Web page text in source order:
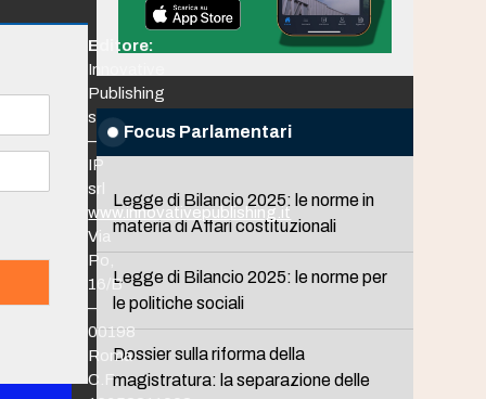
Focus Parlamentari
Legge di Bilancio 2025: le norme in
materia di Affari costituzionali
Legge di Bilancio 2025: le norme per
le politiche sociali
Dossier sulla riforma della
magistratura: la separazione delle
Editore:
Innovative
Publishing
srl
–
IP
srl
www.innovativepublishing.it
Via
Po,
16/B
–
00198
Roma
C.F.